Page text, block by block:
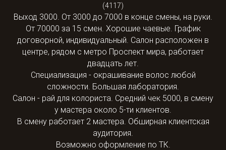
(4117)
Выход 3000. От 3000 до 7000 в конце смены, на руки.
От 70000 за 15 смен. Хорошие чаевые. График
договорной, индивидуальный. Салон расположен в
центре, рядом с метро Проспект мира, работает
двадцать лет.
Специализация - окрашивание волос любой
сложности. Большая лаборатория.
Салон - рай для колориста. Средний чек 5000, в смену
у мастера около 5-ти клиентов.
В смену работает 2 мастера. Обширная клиентская
аудитория.
Возможно оформление по ТК.